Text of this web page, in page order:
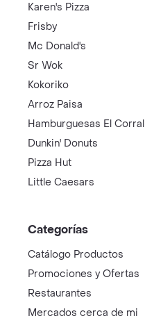
Karen's Pizza
Frisby
Mc Donald's
Sr Wok
Kokoriko
Arroz Paisa
Hamburguesas El Corral
Dunkin' Donuts
Pizza Hut
Little Caesars
Categorías
Catálogo Productos
Promociones y Ofertas
Restaurantes
Mercados cerca de mi